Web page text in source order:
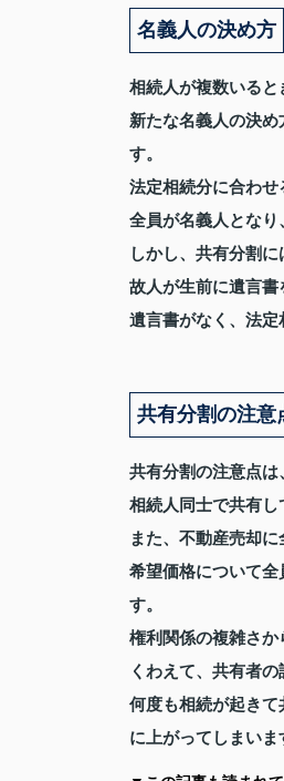
名義人の決め方
相続人が複数いると
新たな名義人の決
す。
法定相続分に合わせ
全員が名義人となり
しかし、共有分割
故人が生前に遺言書
遺言書がなく、法定
共有分割の注意
共有分割の注意点は
相続人同士で共有し
また、不動産売却
希望価格について
す。
権利関係の複雑さか
くわえて、共有者
何度も相続が起き
に上がってしまいま